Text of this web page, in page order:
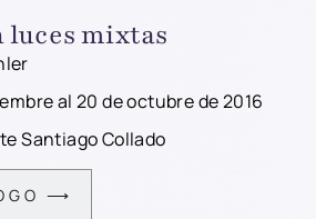
luces mixtas
al 20 de octubre de 2016
Santiago Collado
⟶